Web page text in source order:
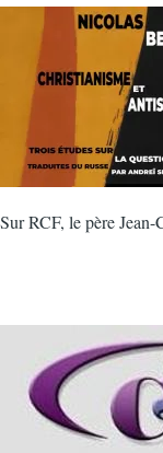
Sur RCF, le père